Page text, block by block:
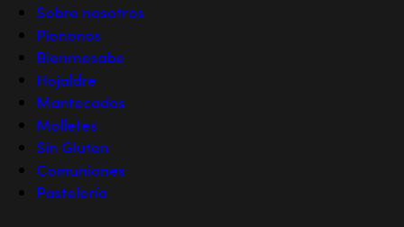
Sobre nosotros
Piononos
Bienmesabe
Hojaldre
Mantecados
Molletes
Sin Gluten
Comuniones
Pastelería